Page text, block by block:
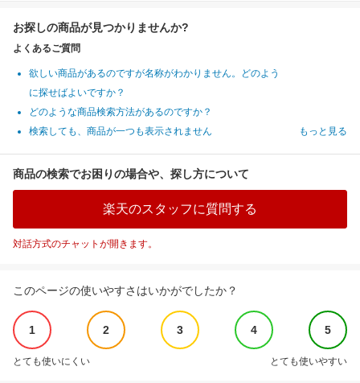
お探しの商品が見つかりませんか?
よくあるご質問
欲しい商品があるのですが名称がわかりません。どのよう
に探せばよいですか？
どのような商品検索方法があるのですか？
検索しても、商品が一つも表示されません
もっと見る
商品の検索でお困りの場合や、探し方について
楽天のスタッフに質問する
対話方式のチャットが開きます。
このページの使いやすさはいかがでしたか？
1 2 3 4 5
とても使いにくい とても使いやすい